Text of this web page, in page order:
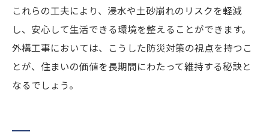
これらの工夫により、浸水や土砂崩れのリスクを軽減
し、安心して生活できる環境を整えることができます。
外構工事においては、こうした防災対策の視点を持つこ
とが、住まいの価値を長期間にわたって維持する秘訣と
なるでしょう。